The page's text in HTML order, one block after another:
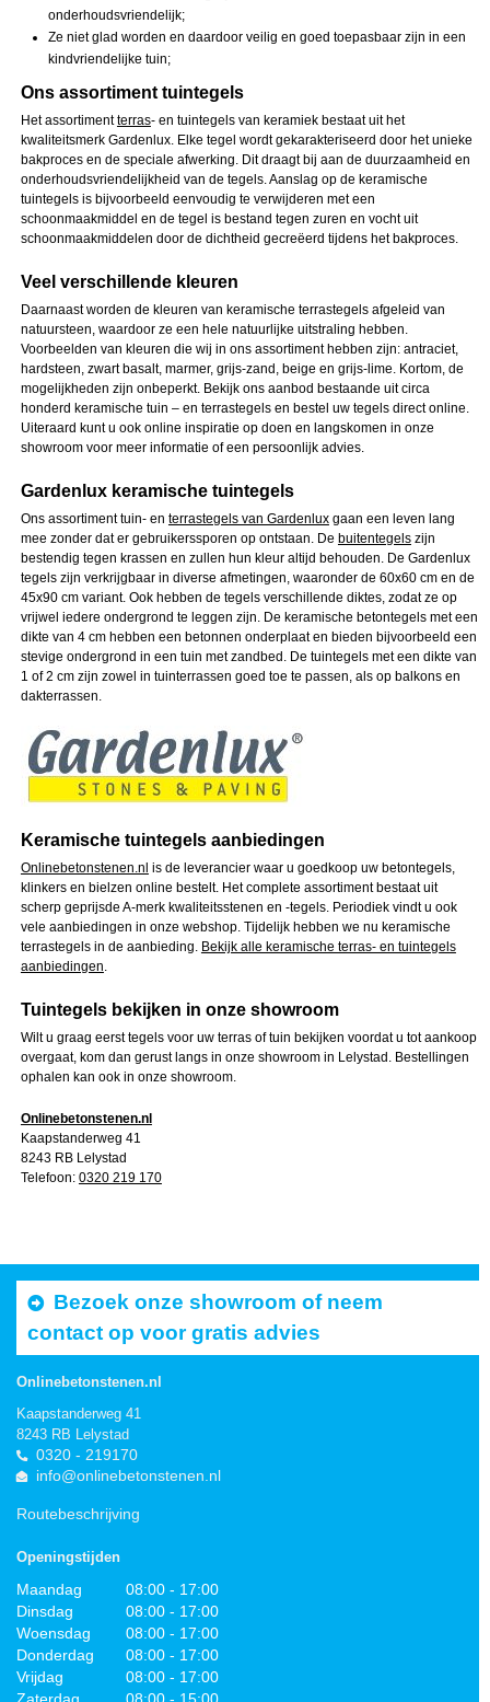
onderhoudsvriendelijk;
Ze niet glad worden en daardoor veilig en goed toepasbaar zijn in een
kindvriendelijke tuin;
Ons assortiment tuintegels
Het assortimentterras- en tuintegels van keramiek bestaat uit het
kwaliteitsmerk Gardenlux. Elke tegel wordt gekarakteriseerd door het unieke
bakproces en de speciale afwerking. Dit draagt bij aan de duurzaamheid en
onderhoudsvriendelijkheid van de tegels. Aanslag op de keramische
tuintegels is bijvoorbeeld eenvoudig te verwijderen met een
schoonmaakmiddel en de tegel is bestand tegen zuren en vocht uit
schoonmaakmiddelen door de dichtheid gecreëerd tijdens het bakproces.
Veel verschillende kleuren
Daarnaast worden de kleuren van keramische terrastegels afgeleid van
natuursteen, waardoor ze een hele natuurlijke uitstraling hebben.
Voorbeelden van kleuren die wij in ons assortiment hebben zijn: antraciet,
hardsteen, zwart basalt, marmer, grijs-zand, beige en grijs-lime. Kortom, de
mogelijkheden zijn onbeperkt. Bekijk ons aanbod bestaande uit circa
honderd keramische tuin – en terrastegels en bestel uw tegels direct online.
Uiteraard kunt u ook online inspiratie op doen en langskomen in onze
showroom voor meer informatie of een persoonlijk advies.
Gardenlux keramische tuintegels
Ons assortiment tuin- en terrastegels van Gardenluxgaan een leven lang
mee zonder dat er gebruikerssporen op ontstaan. De buitentegelszijn
bestendig tegen krassen en zullen hun kleur altijd behouden. De Gardenlux
tegels zijn verkrijgbaar in diverse afmetingen, waaronder de 60x60 cm en de
45x90 cm variant. Ook hebben de tegels verschillende diktes, zodat ze op
vrijwel iedere ondergrond te leggen zijn. De keramische betontegels met een
dikte van 4 cm hebben een betonnen onderplaat en bieden bijvoorbeeld een
stevige ondergrond in een tuin met zandbed. De tuintegels met een dikte van
1 of 2 cm zijn zowel in tuinterrassen goed toe te passen, als op balkons en
dakterrassen.
Keramische tuintegels aanbiedingen
Onlinebetonstenen.nl is de leverancier waar u goedkoop uw betontegels,
klinkers en bielzen online bestelt. Het complete assortiment bestaat uit
scherp geprijsde A-merk kwaliteitsstenen en -tegels. Periodiek vindt u ook
vele aanbiedingen in onze webshop. Tijdelijk hebben we nu keramische
terrastegels in de aanbieding. Bekijk alle keramische terras- en tuintegels
aanbiedingen.
Tuintegels bekijken in onze showroom
Wilt u graag eerst tegels voor uw terras of tuin bekijken voordat u tot aankoop
overgaat, kom dan gerust langs in onze showroom in Lelystad. Bestellingen
ophalen kan ook in onze showroom.
Onlinebetonstenen.nl
Kaapstanderweg 41
8243 RB Lelystad
Telefoon: 0320 219 170
Bezoek onze showroom of neem
contact op voor gratis advies
Onlinebetonstenen.nl
Kaapstanderweg 41
8243 RB Lelystad
0320 - 219170
info@onlinebetonstenen.nl
Routebeschrijving
Openingstijden
Maandag
08:00 - 17:00
Dinsdag
08:00 - 17:00
Woensdag
08:00 - 17:00
Donderdag
08:00 - 17:00
Vrijdag
08:00 - 17:00